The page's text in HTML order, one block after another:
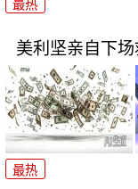
最热
美利坚亲自下
最热